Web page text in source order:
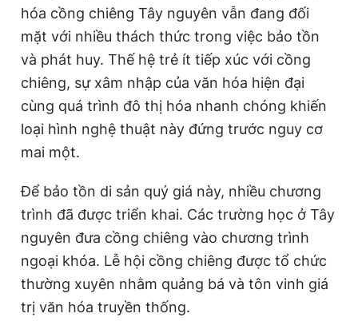
hóa cồng chiêng Tây nguyên vẫn đang đối
mặt với nhiều thách thức trong việc bảo tồn
và phát huy. Thế hệ trẻ ít tiếp xúc với cồng
chiêng, sự xâm nhập của văn hóa hiện đại
cùng quá trình đô thị hóa nhanh chóng khiến
loại hình nghệ thuật này đứng trước nguy cơ
mai một.
Để bảo tồn di sản quý giá này, nhiều chương
trình đã được triển khai. Các trường học ở Tây
nguyên đưa cồng chiêng vào chương trình
ngoại khóa. Lễ hội cồng chiêng được tổ chức
thường xuyên nhằm quảng bá và tôn vinh giá
trị văn hóa truyền thống.